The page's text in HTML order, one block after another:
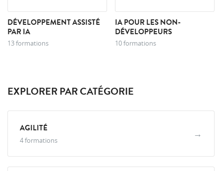
DÉVELOPPEMENT ASSISTÉ
PAR IA
13 formations
IA POUR LES NON-
DÉVELOPPEURS
10 formations
EXPLORER PAR CATÉGORIE
AGILITÉ
4 formations
→